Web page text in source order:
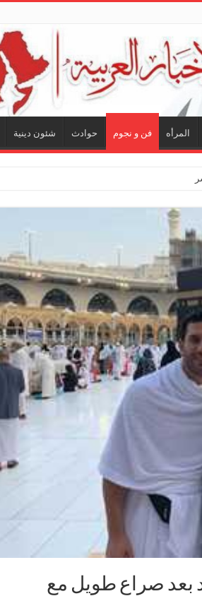
المرأه فن و نجوم حوادث شئون دينية
فنية ترسم ملامح مستق
بعد صراع طويل مع